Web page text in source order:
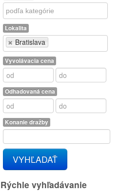
Kategória
Lokalita
Bratislava
Lokalita
Vyvolávacia cena
Odhadovaná cena
Konanie dražby
VYHĽADAŤ
Rýchle vyhľadávanie